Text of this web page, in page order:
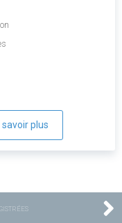
savoir plus